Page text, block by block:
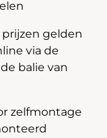
gelden
via de
balie van
zelfmontage